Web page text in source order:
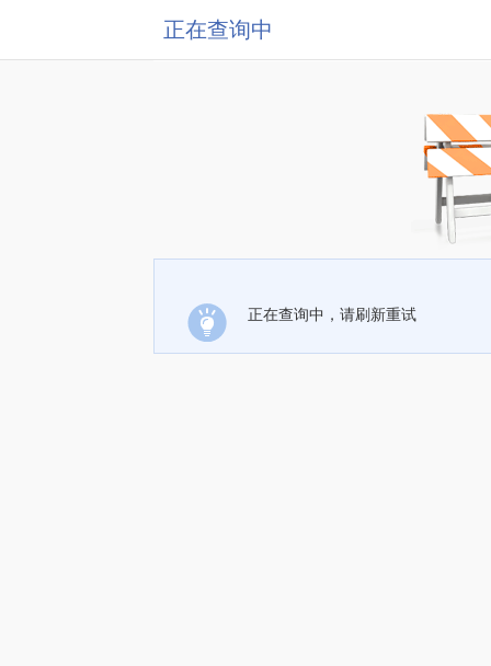
正在查询中
正在查询中，请刷新重试